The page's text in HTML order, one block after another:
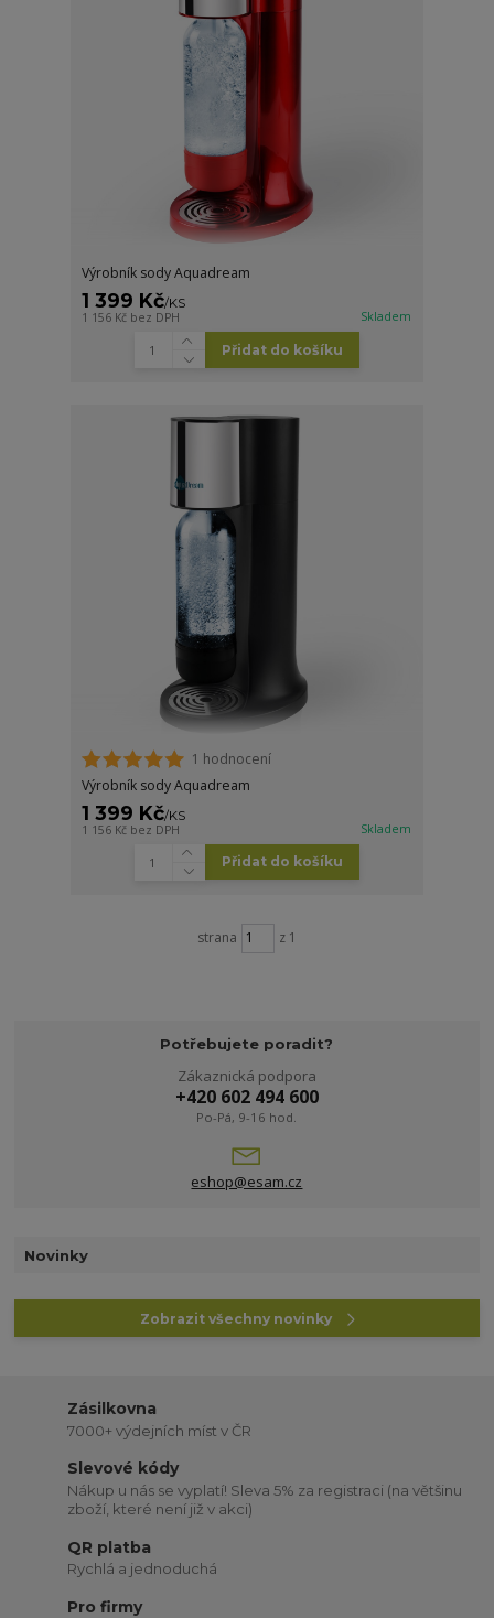
Výrobník sody Aquadream
1 399 Kč/KS
1 156 Kč bez DPH Skladem
Přidat do košíku
1 hodnocení
Výrobník sody Aquadream
1 399 Kč/KS
1 156 Kč bez DPH Skladem
Přidat do košíku
strana z 1
Potřebujete poradit?
Zákaznická podpora
+420 602 494 600
Po-Pá, 9-16 hod.
eshop@esam.cz
Novinky
Zobrazit všechny novinky
Zásilkovna
7000+ výdejních míst v ČR
Slevové kódy
Nákup u nás se vyplatí! Sleva 5% za registraci (na většinu
zboží, které není již v akci)
QR platba
Rychlá a jednoduchá
Pro firmy